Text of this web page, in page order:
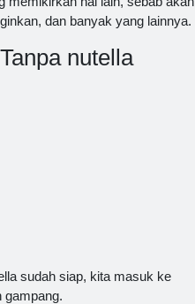
dan banyak yang lainnya.
nutella
sudah siap, kita masuk ke
gampang.